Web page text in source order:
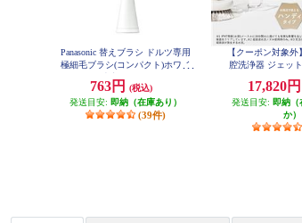
Panasonic 替えブラシ ドルツ専用
極細毛ブラシ(コンパクト)ホワイ
763円
(税込)
発送目安: 即納（在庫あり）
(39件)
【クーポン対象外
腔洗浄器 ジェッ
17,820円
発送目安: 即納（
か）